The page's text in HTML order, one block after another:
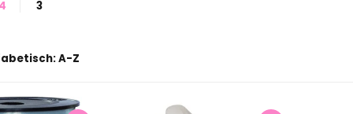
4
3
A-Z